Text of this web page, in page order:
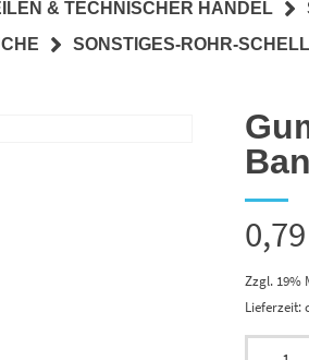
& TECHNISCHER HANDEL
SONSTIGES-ROHR-
0,79
Zzgl. 19%
Lieferzeit: